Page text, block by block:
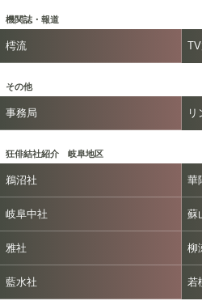
機関誌・報道
樗流
その他
事務局 リ
狂俳結社紹介 岐阜地区
鵜沼社 華
岐阜中社 蘇
雅社 柳
藍水社 若